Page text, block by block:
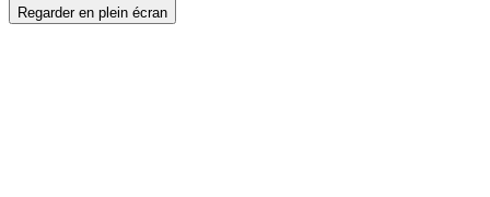
Regarder en plein écran